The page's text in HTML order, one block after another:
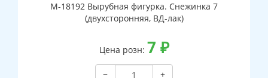
М-18192 Вырубная фигурка. Снежинка 7
(двухсторонняя, ВД-лак)
Цена розн: 7 ₽
−
+